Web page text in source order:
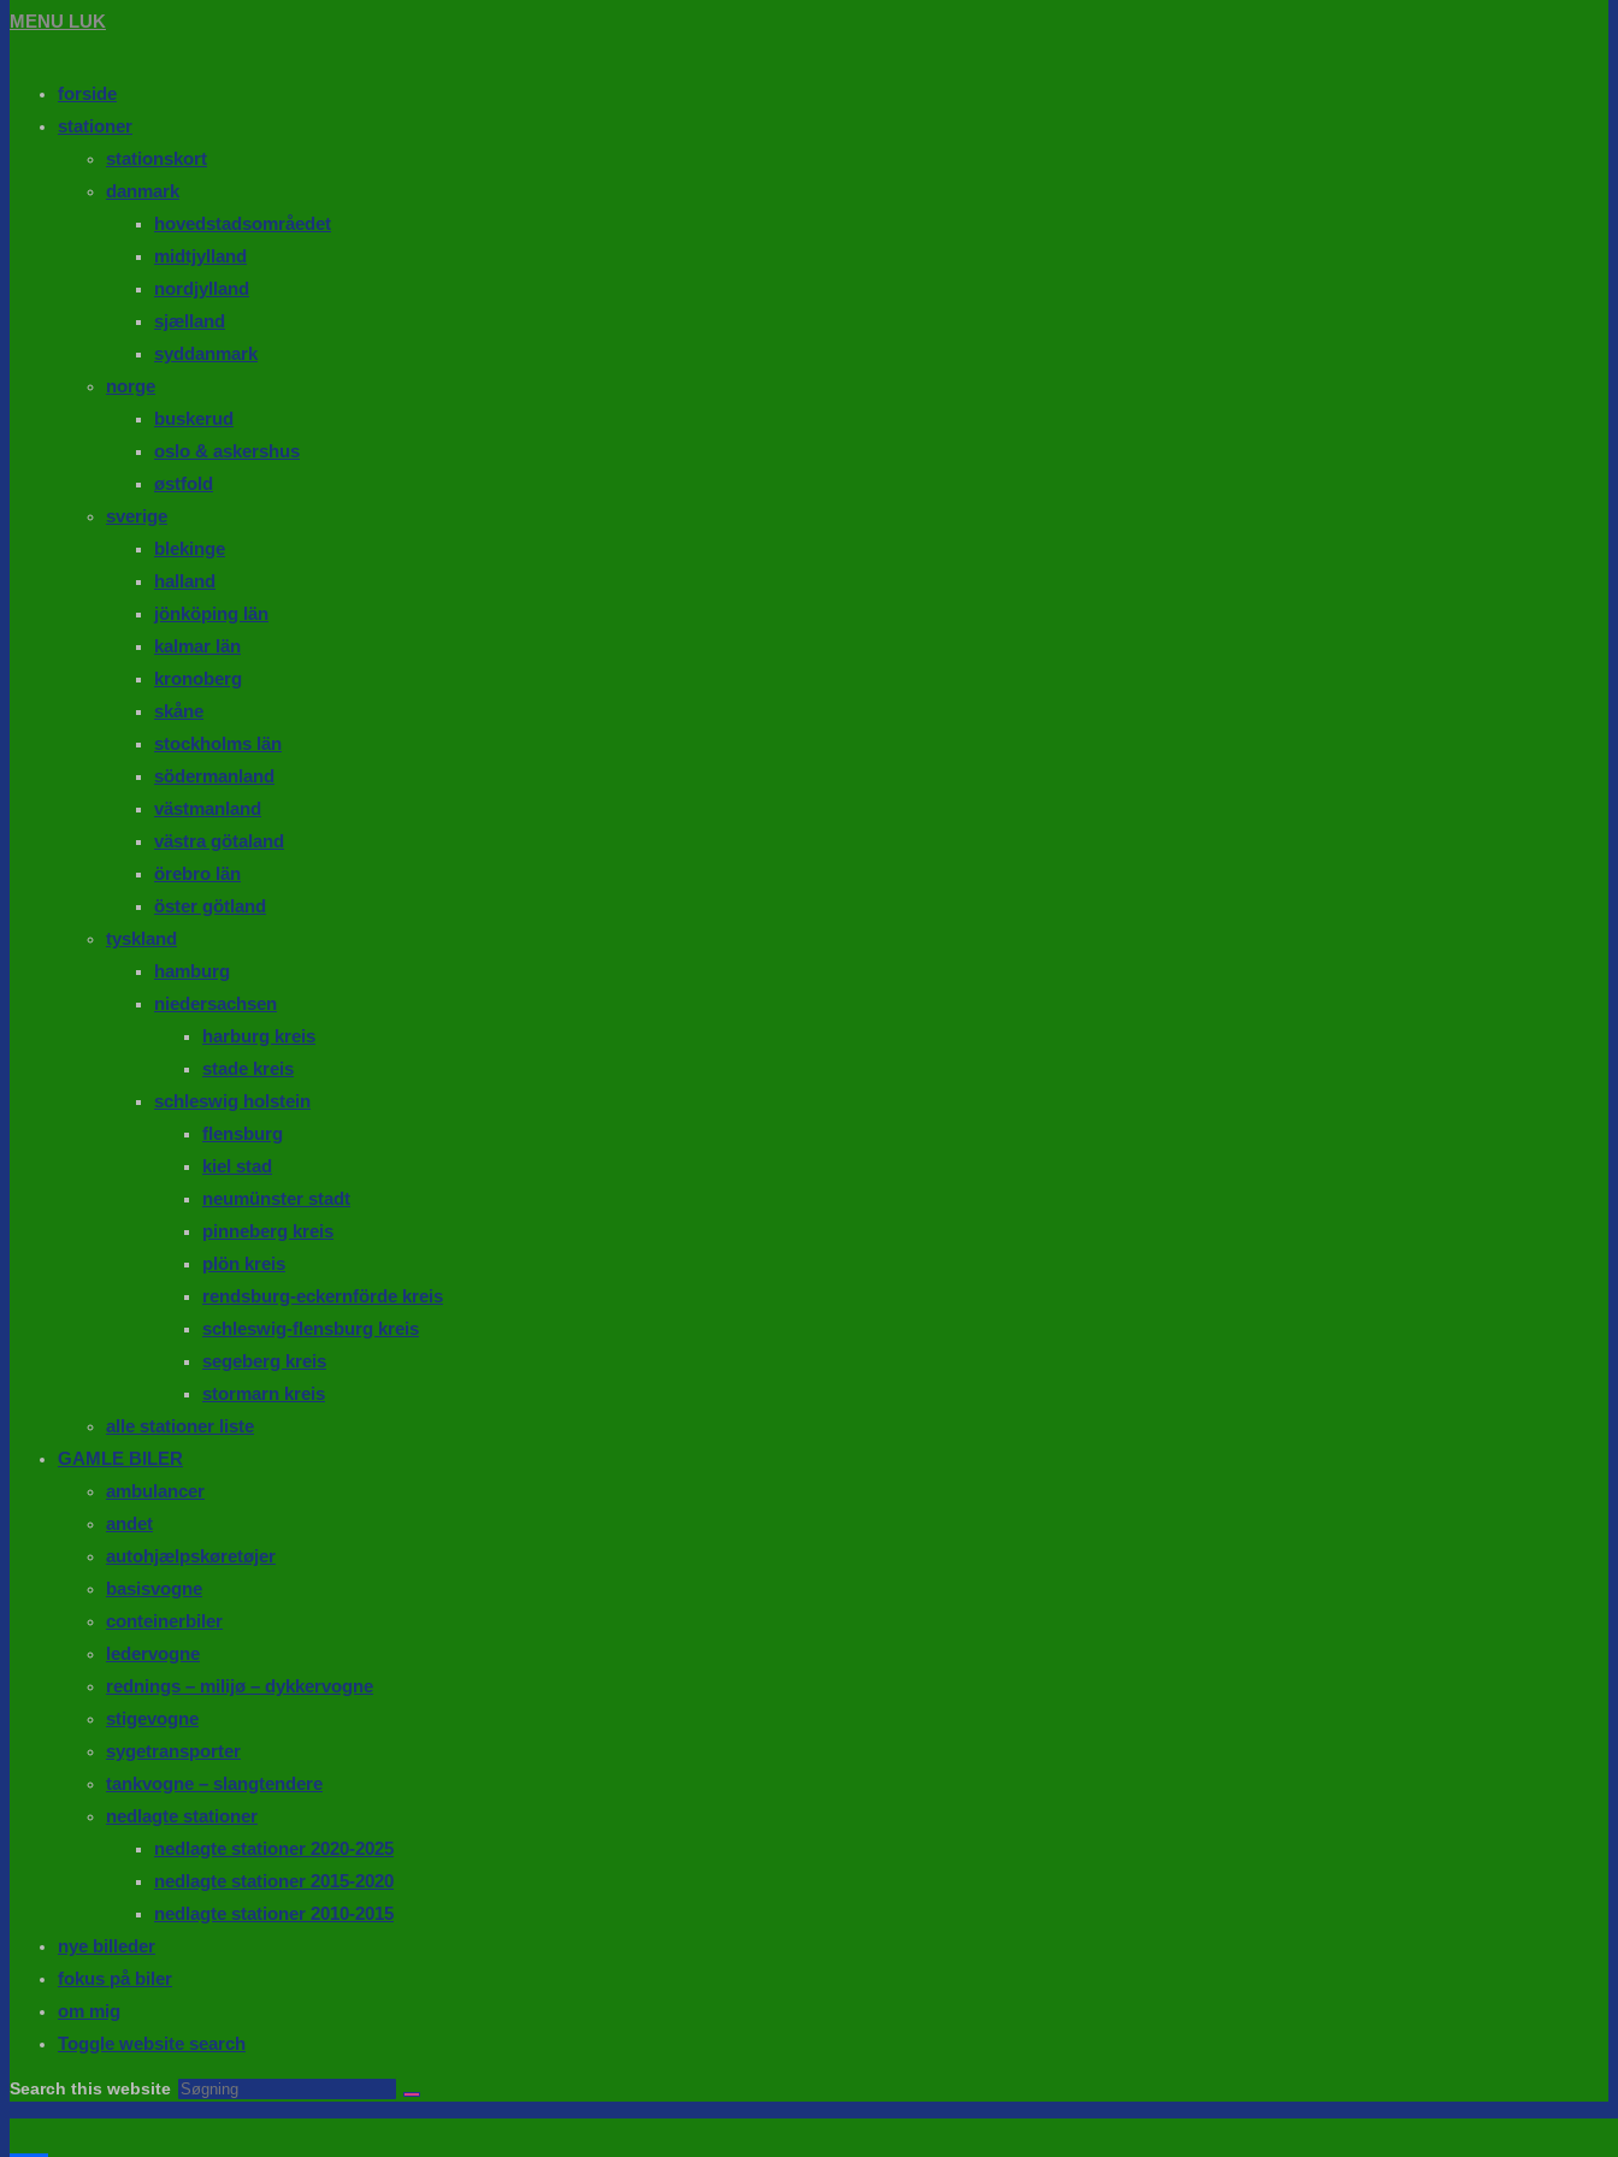
MENU LUK
forside
stationer
stationskort
danmark
hovedstadsområedet
midtjylland
nordjylland
sjælland
syddanmark
norge
buskerud
oslo & askershus
østfold
sverige
blekinge
halland
jönköping län
kalmar län
kronoberg
skåne
stockholms län
södermanland
västmanland
västra götaland
örebro län
öster götland
tyskland
hamburg
niedersachsen
harburg kreis
stade kreis
schleswig holstein
flensburg
kiel stad
neumünster stadt
pinneberg kreis
plön kreis
rendsburg-eckernförde kreis
schleswig-flensburg kreis
segeberg kreis
stormarn kreis
alle stationer liste
GAMLE BILER
ambulancer
andet
autohjælpskøretøjer
basisvogne
conteinerbiler
ledervogne
rednings – milijø – dykkervogne
stigevogne
sygetransporter
tankvogne – slangtendere
nedlagte stationer
nedlagte stationer 2020-2025
nedlagte stationer 2015-2020
nedlagte stationer 2010-2015
nye billeder
fokus på biler
om mig
Toggle website search
Search this website